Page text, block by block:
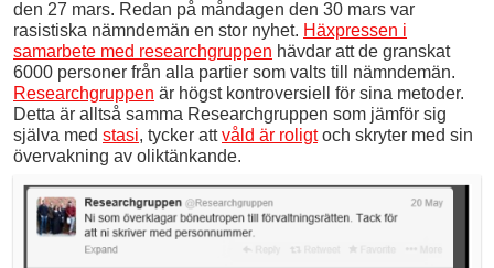
den 27 mars. Redan på måndagen den 30 mars var
rasistiska nämndemän en stor nyhet. Häxpressen i
samarbete med researchgruppen hävdar att de granskat
6000 personer från alla partier som valts till nämndemän.
Researchgruppen är högst kontroversiell för sina metoder.
Detta är alltså samma Researchgruppen som jämför sig
själva med stasi, tycker attvåld är roligtoch skryter med sin
övervakning av oliktänkande.